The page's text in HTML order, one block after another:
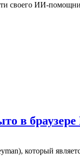
ИИ-
в браузере
который